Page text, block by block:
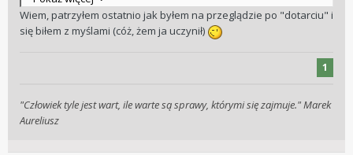
Wiem, patrzyłem ostatnio jak byłem na przeglądzie po "dotarciu" i
się biłem z myślami (cóż, żem ja uczynił)
1
"Człowiek tyle jest wart, ile warte są sprawy, którymi się zajmuje." Marek
Aureliusz